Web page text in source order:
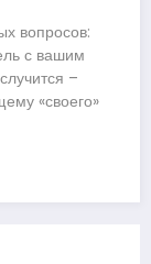
вопросов:
с вашим
–
«своего»